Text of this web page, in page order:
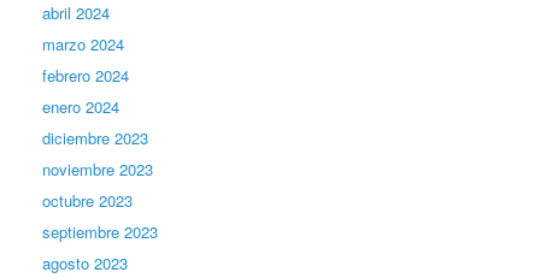
abril 2024
marzo 2024
febrero 2024
enero 2024
diciembre 2023
noviembre 2023
octubre 2023
septiembre 2023
agosto 2023